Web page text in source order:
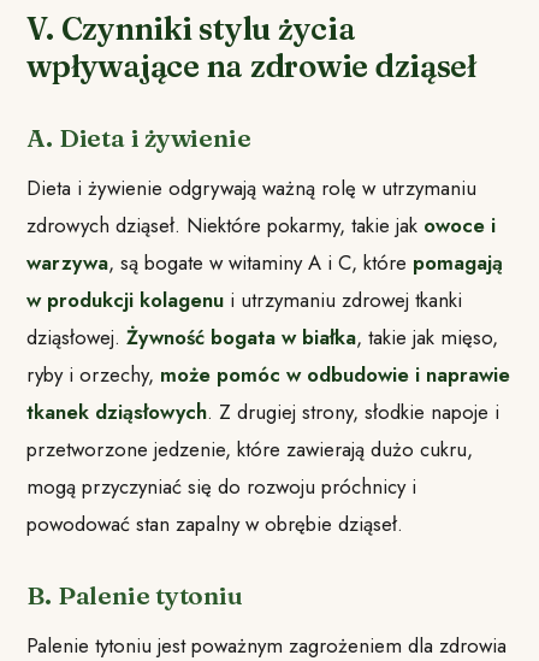
V. Czynniki stylu życia
wpływające na zdrowie dziąseł
A. Dieta i żywienie
Dieta i żywienie odgrywają ważną rolę w utrzymaniu
zdrowych dziąseł. Niektóre pokarmy, takie jak owoce i
warzywa, są bogate w witaminy A i C, które pomagają
w produkcji kolagenu i utrzymaniu zdrowej tkanki
dziąsłowej.Żywność bogata w białka, takie jak mięso,
ryby i orzechy, może pomóc w odbudowie i naprawie
tkanek dziąsłowych. Z drugiej strony, słodkie napoje i
przetworzone jedzenie, które zawierają dużo cukru,
mogą przyczyniać się do rozwoju próchnicy i
powodować stan zapalny w obrębie dziąseł.
B. Palenie tytoniu
Palenie tytoniu jest poważnym zagrożeniem dla zdrowia